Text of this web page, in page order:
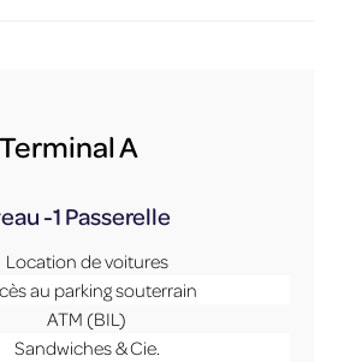
Terminal A
-1Passerelle
Location de voitures
au parking souterrain
ATM (BIL)
Sandwiches & Cie.